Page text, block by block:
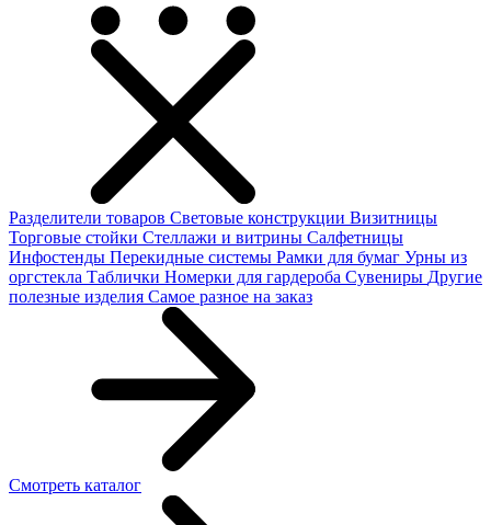
Разделители товаров Световые конструкции Визитницы
Торговые стойки Cтеллажи и витрины Салфетницы
Инфостенды Перекидные системы Рамки для бумаг Урны из
оргстекла Таблички Номерки для гардероба Сувениры Другие
полезные изделия Самое разное на заказ
Смотреть каталог